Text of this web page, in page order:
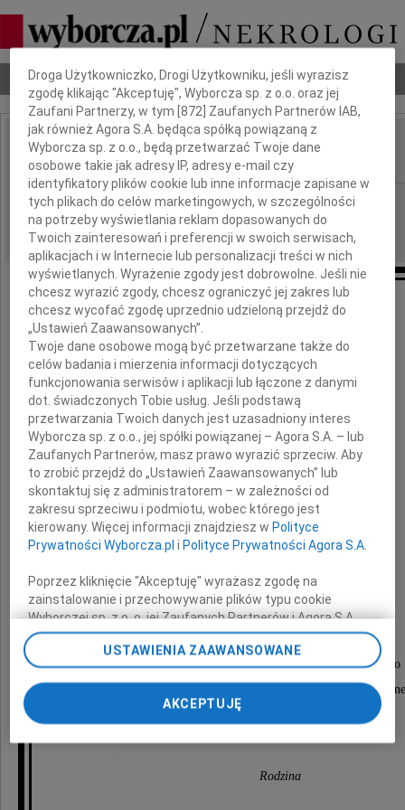
Nekrologi Odeszli Poradnik pogrzebowy
IMIĘ I NAZWISKO: Tomasz Nowicki
REGION: Warszawa
DATA EMISJI: 22.04.2026
Z głębokim smutkiem zawiadamiamy,
że 6 kwietnia 2026 roku odszedł
nasz Brat i Stryj
Tomasz Nowicki
Ceremonia pogrzebowa odbędzie się
28 kwietnia 2026 roku o godzinie 11.00
w Domu Pogrzebowym Styks, ul. Św. Wincentego
po której nastąpi odprowadzenie do grobu
na Cmentarzu Bródnowskim.
Rodzina
Dbamy o Twoją prywatność
Droga Użytkowniczko, Drogi Użytkowniku, jeśli wyrazisz
zgodę klikając "Akceptuję", Wyborcza sp. z o.o. oraz jej
Zaufani Partnerzy, w tym [872 ] Zaufanych Partnerów IAB,
jak również Agora S.A. będąca spółką powiązaną z
Wyborcza sp. z o.o., będą przetwarzać Twoje dane
osobowe takie jak adresy IP, adresy e-mail czy
identyfikatory plików cookie lub inne informacje zapisane w
tych plikach do celów marketingowych, w szczególności
na potrzeby wyświetlania reklam dopasowanych do
Twoich zainteresowań i preferencji w swoich serwisach,
aplikacjach i w Internecie lub personalizacji treści w nich
wyświetlanych. Wyrażenie zgody jest dobrowolne. Jeśli nie
chcesz wyrazić zgody, chcesz ograniczyć jej zakres lub
chcesz wycofać zgodę uprzednio udzieloną przejdź do
„Ustawień Zaawansowanych”.
Twoje dane osobowe mogą być przetwarzane także do
celów badania i mierzenia informacji dotyczących
funkcjonowania serwisów i aplikacji lub łączone z danymi
dot. świadczonych Tobie usług. Jeśli podstawą
przetwarzania Twoich danych jest uzasadniony interes
Wyborcza sp. z o.o., jej spółki powiązanej – Agora S.A. – lub
Zaufanych Partnerów, masz prawo wyrazić sprzeciw. Aby
to zrobić przejdź do „Ustawień Zaawansowanych” lub
skontaktuj się z administratorem – w zależności od
zakresu sprzeciwu i podmiotu, wobec którego jest
kierowany. Więcej informacji znajdziesz w Polityce
Prywatności Wyborcza.pl i Polityce Prywatności Agora S.A.
Poprzez kliknięcie "Akceptuję" wyrażasz zgodę na
zainstalowanie i przechowywanie plików typu cookie
Wyborczej sp. z o. o. jej Zaufanych Partnerów i Agora S.A.
na Twoim urządzeniu końcowym. Możesz też w każdej
chwili zmienić swoje preferencje dot. plików cookie,
ponownie wywołując narzędzie do zarządzania Twoimi
preferencjami dot. przetwarzania danych poprzez
odnośnik „Ustawienia prywatności” w stopce serwisu i
przechodząc do sekcji „Ustawienia zaawansowane”.
Zmiana ustawień plików cookie możliwa jest także za
USTAWIENIA ZAAWANSOWANE
AKCEPTUJĘ